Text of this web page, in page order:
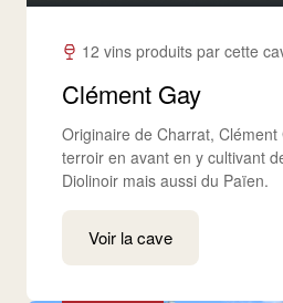
12 vins produits par cette
Clément Gay
Originaire de Charrat,
terroir en avant en y cultivant
Diolinoir mais aussi du Païen.
Voir la cave